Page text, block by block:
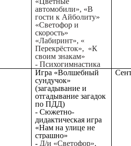
автомобили», «В
гости к Айболиту»
«Светофор и
скорость»
«Лабиринт», «
Перекрёсток», «К
своим знакам»
- Психогимнастика
Игра «Волшебный
сундучок»
(загадывание и
отгадывание загадок
по ПДД)
- Сюжетно-
дидактическая игра
«Нам на улице не
страшно»
- Д/и «Светофор»,